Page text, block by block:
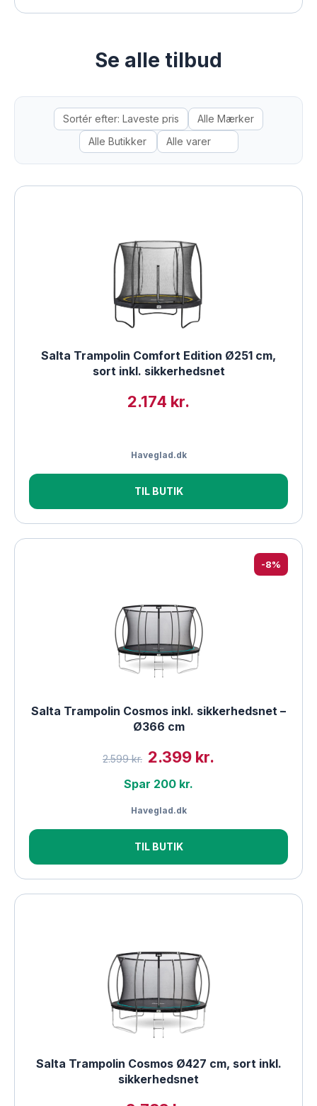
Se alle tilbud
Salta Trampolin Comfort Edition Ø251 cm,
sort inkl. sikkerhedsnet
2.174 kr.
Haveglad.dk
TIL BUTIK
-8%
Salta Trampolin Cosmos inkl. sikkerhedsnet –
Ø366 cm
2.599 kr. 2.399 kr.
Spar 200 kr.
Haveglad.dk
TIL BUTIK
Salta Trampolin Cosmos Ø427 cm, sort inkl.
sikkerhedsnet